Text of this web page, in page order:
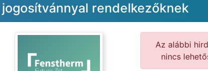
rendelkezőknek
Az alábbi
nincs